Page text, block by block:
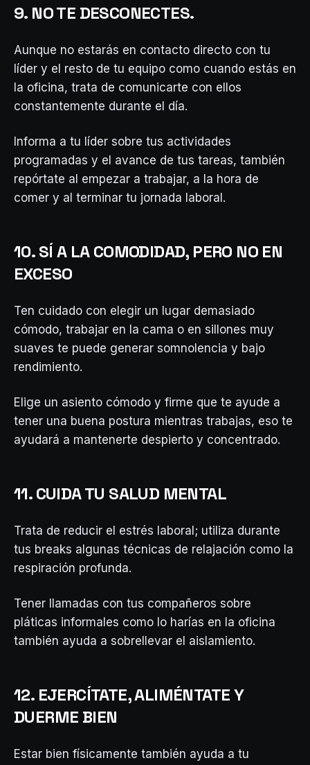
9. NO TE DESCONECTES.
Aunque no estarás en contacto directo con tu
líder y el resto de tu equipo como cuando estás en
la oficina, trata de comunicarte con ellos
constantemente durante el día.
Informa a tu líder sobre tus actividades
programadas y el avance de tus tareas, también
repórtate al empezar a trabajar, a la hora de
comer y al terminar tu jornada laboral.
10. SÍ A LA COMODIDAD, PERO NO EN
EXCESO
Ten cuidado con elegir un lugar demasiado
cómodo, trabajar en la cama o en sillones muy
suaves te puede generar somnolencia y bajo
rendimiento.
Elige un asiento cómodo y firme que te ayude a
tener una buena postura mientras trabajas, eso te
ayudará a mantenerte despierto y concentrado.
11. CUIDA TU SALUD MENTAL
Trata de reducir el estrés laboral; utiliza durante
tus breaks algunas técnicas de relajación como la
respiración profunda.
Tener llamadas con tus compañeros sobre
pláticas informales como lo harías en la oficina
también ayuda a sobrellevar el aislamiento.
12. EJERCÍTATE, ALIMÉNTATE Y
DUERME BIEN
Estar bien físicamente también ayuda a tu